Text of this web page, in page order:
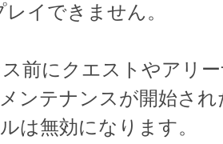
イできません。
前にクエストやアリ
ンテナンスが開始さ
は無効になります。